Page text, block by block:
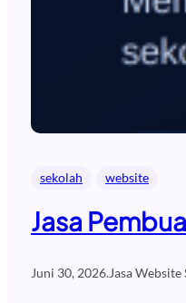
sekolah website
Jasa
Juni 30, 2026.Jasa Website